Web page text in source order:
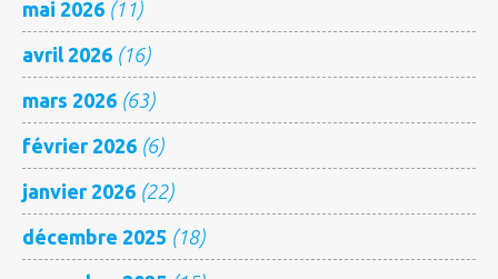
mai 2026 (11)
avril 2026 (16)
mars 2026 (63)
février 2026 (6)
janvier 2026 (22)
décembre 2025 (18)